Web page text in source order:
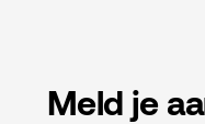
Meld je